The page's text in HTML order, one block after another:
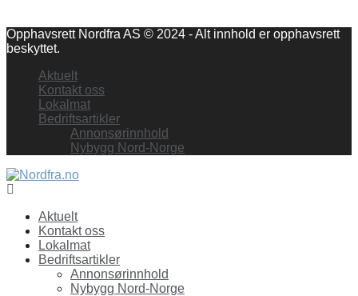
Opphavsrett Nordfra AS © 2024 - Alt innhold er opphavsrett
beskyttet.
Aktuelt
Kontakt oss
Lokalmat
Bedriftsartikler
Annonsørinnhold
Nybygg Nord-Norge
Aktuelt
Kontakt oss
Lokalmat
Bedriftsartikler
Annonsørinnhold
Nybygg Nord-Norge